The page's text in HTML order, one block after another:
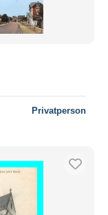
Privatperson